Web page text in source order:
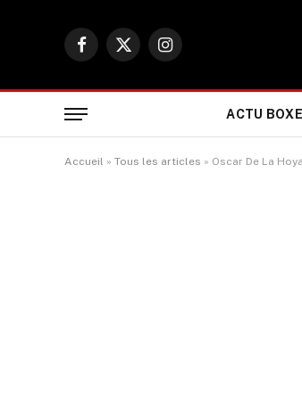
Facebook
X
Instagram
ACTU BOXE
Accueil » Tous les articles » Oscar De La